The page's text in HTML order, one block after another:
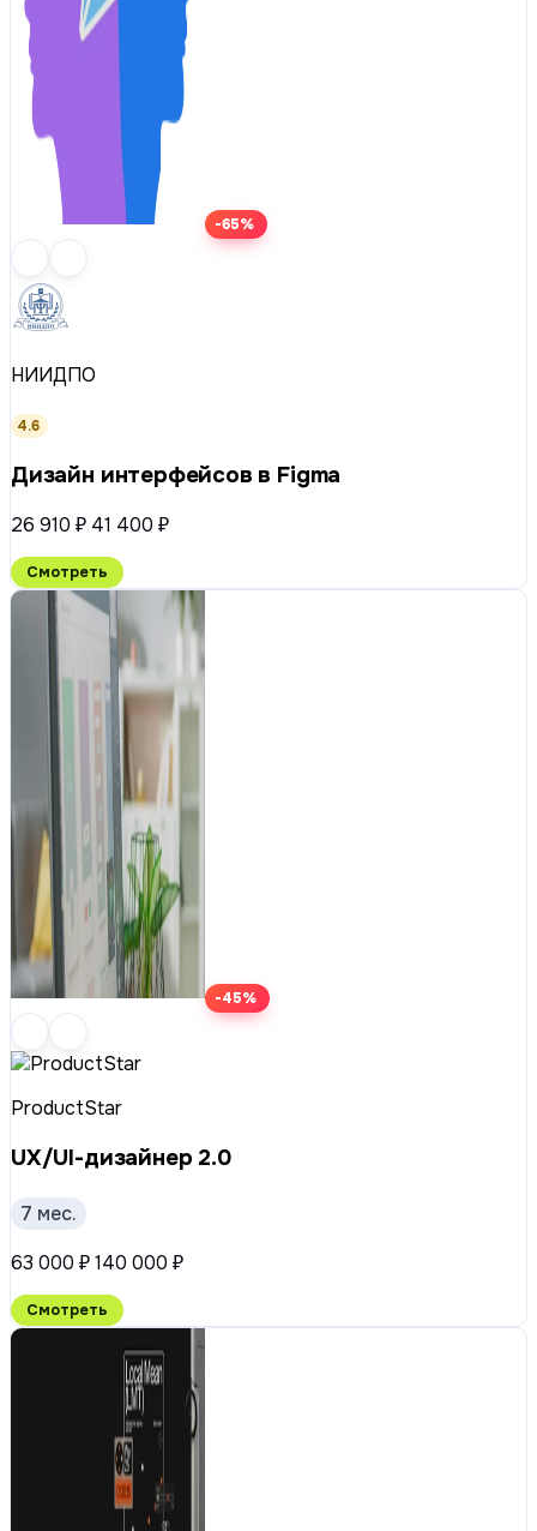
-65%
НИИДПО
4.6
Дизайн интерфейсов в Figma
26 910 ₽ 41 400 ₽
Смотреть
-45%
ProductStar
UX/UI-дизайнер 2.0
7 мес.
63 000 ₽140 000 ₽
Смотреть